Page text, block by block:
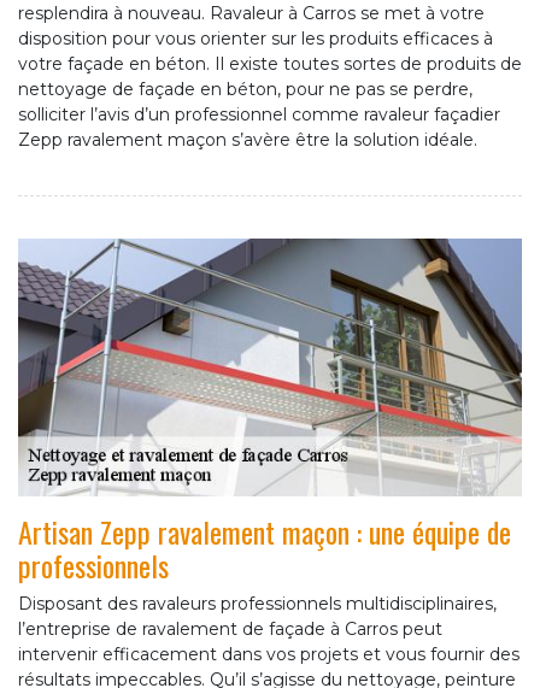
resplendira à nouveau. Ravaleur à Carros se met à votre
disposition pour vous orienter sur les produits efficaces à
votre façade en béton. Il existe toutes sortes de produits de
nettoyage de façade en béton, pour ne pas se perdre,
solliciter l’avis d’un professionnel comme ravaleur façadier
Zepp ravalement maçon s’avère être la solution idéale.
Artisan Zepp ravalement maçon : une équipe de
professionnels
Disposant des ravaleurs professionnels multidisciplinaires,
l’entreprise de ravalement de façade à Carros peut
intervenir efficacement dans vos projets et vous fournir des
résultats impeccables. Qu’il s’agisse du nettoyage, peinture